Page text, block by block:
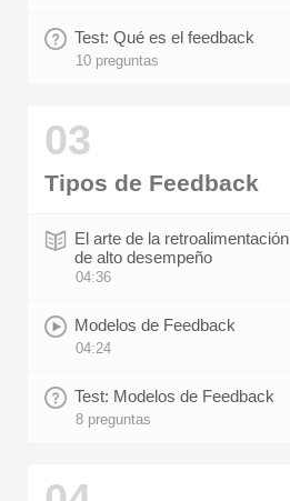
Test: Qué es el feedback
10 preguntas
03
Tipos de Feedback
El arte de la
de alto desempeño
04:36
Modelos de Feedback
04:24
Test: Modelos de Feedback
8 preguntas